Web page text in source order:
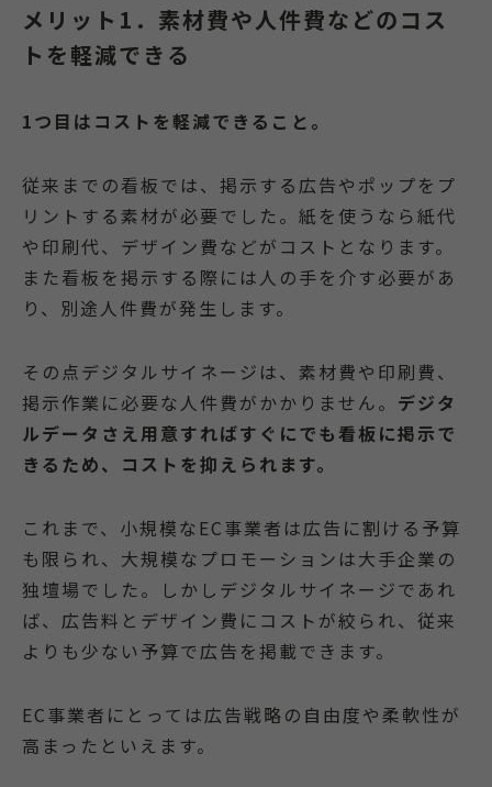
メリット1．素材費や人件費などのコス
トを軽減できる
1つ目はコストを軽減できること。
従来までの看板では、掲示する広告やポップをプ
リントする素材が必要でした。紙を使うなら紙代
や印刷代、デザイン費などがコストとなります。
また看板を掲示する際には人の手を介す必要があ
り、別途人件費が発生します。
その点デジタルサイネージは、素材費や印刷費、
掲示作業に必要な人件費がかかりません。 デジタ
ルデータさえ用意すればすぐにでも看板に掲示で
きるため、コストを抑えられます。
これまで、小規模なEC事業者は広告に割ける予算
も限られ、大規模なプロモーションは大手企業の
独壇場でした。しかしデジタルサイネージであれ
ば、広告料とデザイン費にコストが絞られ、従来
よりも少ない予算で広告を掲載できます。
EC事業者にとっては広告戦略の自由度や柔軟性が
高まったといえます。